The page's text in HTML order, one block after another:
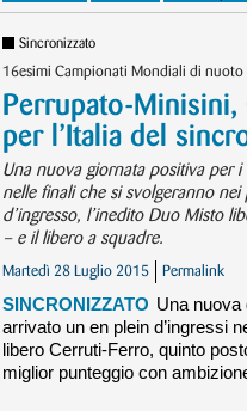
Sincronizzato
16esimi Campionati Mondiali di nuoto
Perrupato-
per l’Italia del
Una nuova giornata positiva per
nelle finali che si svolgeranno
d’ingresso, l’inedito Duo Misto
– e il libero a squadre.
Martedì 28 Luglio 2015 Permalink
SINCRONIZZATO Una nuova
arrivato un en plein d’ingressi
libero Cerruti-Ferro, quinto
miglior punteggio con